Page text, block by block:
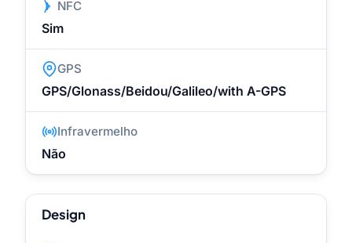
NFC
Sim
GPS
GPS/Glonass/Beidou/Galileo/with A-GPS
Infravermelho
Não
Design